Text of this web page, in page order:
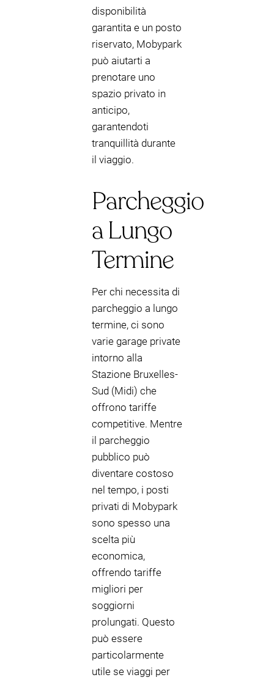
disponibilità
garantita e un posto
riservato, Mobypark
può aiutarti a
prenotare uno
spazio privato in
anticipo,
garantendoti
tranquillità durante
il viaggio.
Parcheggio
a Lungo
Termine
Per chi necessita di
parcheggio a lungo
termine, ci sono
varie garage private
intorno alla
Stazione Bruxelles-
Sud (Midi) che
offrono tariffe
competitive. Mentre
il parcheggio
pubblico può
diventare costoso
nel tempo, i posti
privati di Mobypark
sono spesso una
scelta più
economica,
offrendo tariffe
migliori per
soggiorni
prolungati. Questo
può essere
particolarmente
utile se viaggi per